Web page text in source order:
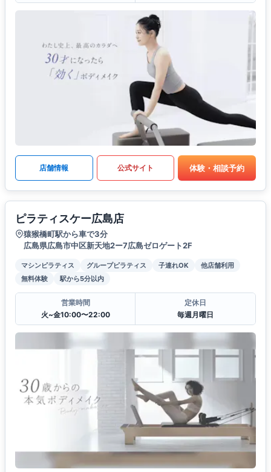
店舗情報 公式サイト 体験・相談予約
ピラティスケー広島店
猿猴橋町駅から車で3分
広島県広島市中区新天地2ー7広島ゼロゲート2F
マシンピラティス グループピラティス 子連れOK
他店舗利用
無料体験
駅から5分以内
営業時間
火~金10:00〜22:00
定休日
毎週月曜日